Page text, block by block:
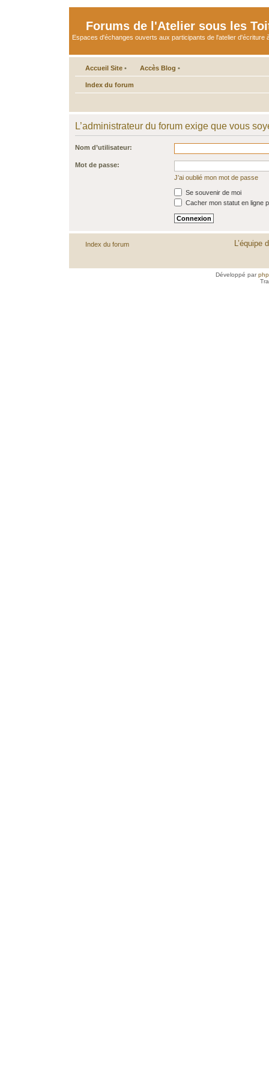
Forums de l'Atelier sous les
Espaces d'échanges ouverts aux participants de l'atelier d'écriture
Accueil Site • Accès Blog •
Index du forum
L’administrateur du forum exige que vous
Nom d’utilisateur:
Mot de passe:
J’ai oublié mon mot de passe
Se souvenir de moi
Cacher mon statut en ligne
Index du forum L’équipe
Développé par